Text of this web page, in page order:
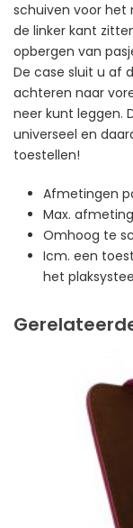
schuiven voor het
de linker kant
opbergen van
De case sluit u af
achteren naar
neer kunt leggen.
universeel en
toestellen!
Afmetingen
Max.
Omhoog te
Icm. een
het